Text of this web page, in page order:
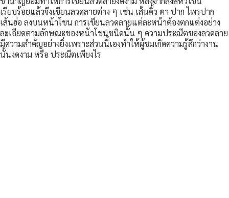
เรียบร้อยแล้วจึงเขียนลวดลายต่าง ๆ เช่น เส้นคิ้ว ตา ปาก ไพรปาก
เส้นฮ่อ ลงบนหน้าโขน การเขียนลวดลายแต่ละหน้าต้องตกแต่งอย่าง
ละเอียดตามลักษณะของหน้าโขนชนิดนั้น ๆ ความประณีตของลวดลาย
มีความสำคัญอย่างยิ่งเพราะส่วนนี้เองทำให้ผู้ชมเกิดความรู้สึกว่างาน
นั้นงดงาม หรือ ประณีตเพียงไร